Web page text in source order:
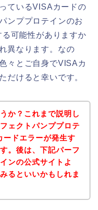
ているVISAカードの
ンププロテインのお
可能性がありますか
異なります。なの
々とご自身でVISAカ
だけると幸いです。
か？これまで説明し
ェクトパンププロテ
ドエラーが発生す
。後は、下記パーフ
ンの公式サイトよ
るといいかもしれま